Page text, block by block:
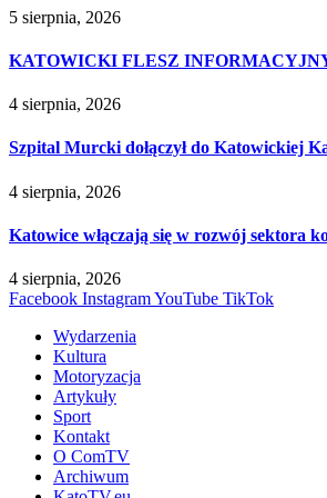
5 sierpnia, 2026
KATOWICKI FLESZ INFORMACYJNY
4 sierpnia, 2026
Szpital Murcki dołączył do Katowickiej
4 sierpnia, 2026
Katowice włączają się w rozwój sektora
4 sierpnia, 2026
Facebook InstagramYouTube TikTok
Wydarzenia
Kultura
Motoryzacja
Artykuły
Sport
Kontakt
O ComTV
Archiwum